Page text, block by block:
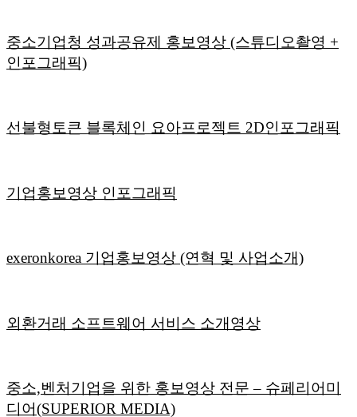
중소기업청 성과공유제 홍보영상 (스튜디오촬영 +
인포그래픽)
선불형토큰 블록체인 요아프로젝트 2D인포그래픽
기업홍보영상 인포그래픽
exeronkorea 기업홍보영상 (연혁 및 사업소개)
외환거래 소프트웨어 서비스 소개영상
중소,벤처기업을 위한 홍보영상 전문 – 슈페리어미
디어(SUPERIOR MEDIA)